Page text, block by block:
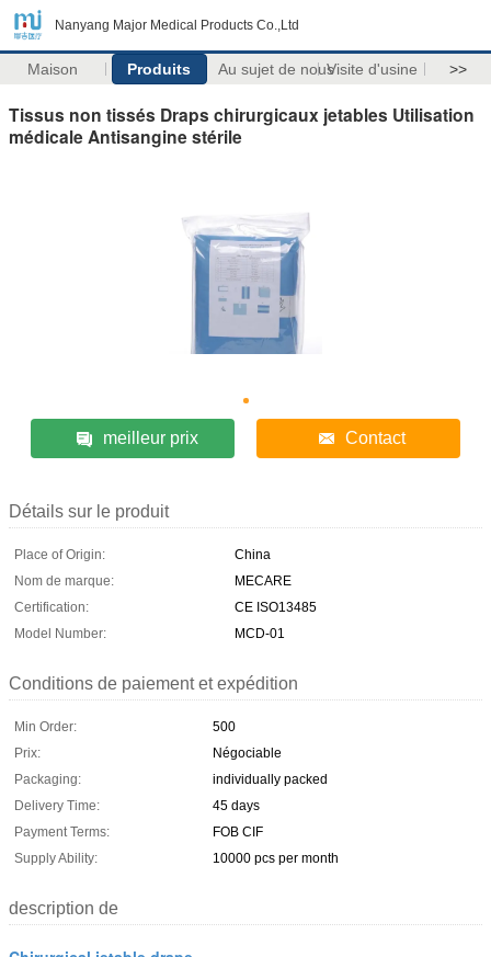
Nanyang Major Medical Products Co.,Ltd
Maison Produits Au sujet de nousVisite d'usine >>
Tissus non tissés Draps chirurgicaux jetables Utilisation
médicale Antisangine stérile
meilleur prix Contact
Détails sur le produit
Place of Origin:
China
Nom de marque:
MECARE
Certification:
CE ISO13485
Model Number:
MCD-01
Conditions de paiement et expédition
Min Order:
500
Prix:
Négociable
Packaging:
individually packed
Delivery Time:
45 days
Payment Terms:
FOB CIF
Supply Ability:
10000 pcs per month
description de